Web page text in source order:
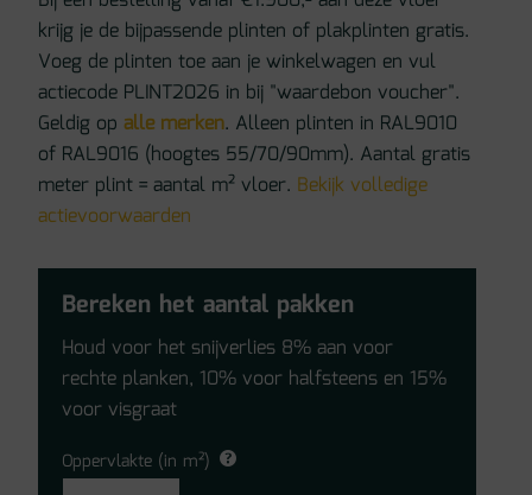
krijg je de bijpassende plinten of plakplinten gratis.
Voeg de plinten toe aan je winkelwagen en vul
actiecode PLINT2026 in bij "waardebon voucher".
Geldig opalle merken. Alleen plinten in RAL9010
of RAL9016 (hoogtes 55/70/90mm). Aantal gratis
meter plint = aantal m² vloer. Bekijk volledige
actievoorwaarden
Bereken het aantal pakken
Houd voor het snijverlies 8% aan voor
rechte planken, 10% voor halfsteens en 15%
voor visgraat
Oppervlakte (in m²)